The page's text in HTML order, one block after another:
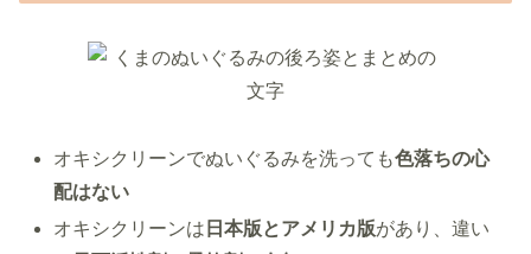
オキシクリーンでぬいぐるみを洗っても色落ちの心
配はない
オキシクリーンは 日本版とアメリカ版があり、違い